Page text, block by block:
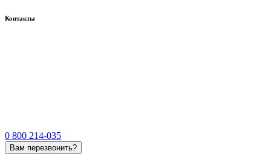
Контакты
0 800 214-035
Вам перезвонить?